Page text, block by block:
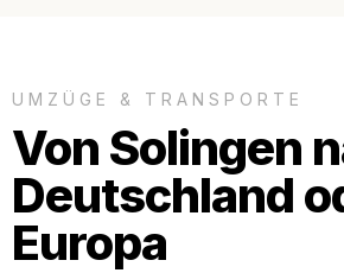
UMZÜGE & TRANSPORTE
Von Solingen
Deutschland
Europa